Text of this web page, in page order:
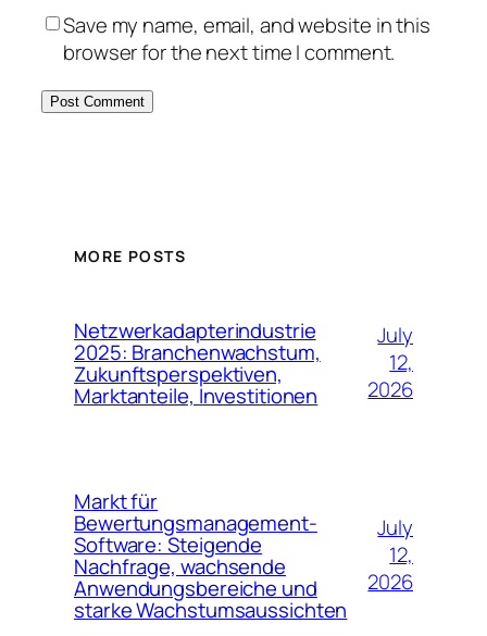
Save my name, email, and website in this
browser for the next time I comment.
MORE POSTS
Netzwerkadapterindustrie
2025: Branchenwachstum,
Zukunftsperspektiven,
Marktanteile, Investitionen
July
12,
2026
Markt für
Bewertungsmanagement-
Software: Steigende
Nachfrage, wachsende
Anwendungsbereiche und
starke Wachstumsaussichten
July
12,
2026